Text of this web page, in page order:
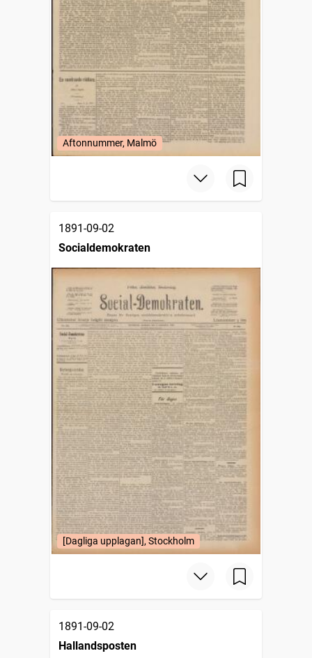
Aftonnummer, Malmö
1891-09-02
Socialdemokraten
[Dagliga upplagan], Stockholm
1891-09-02
Hallandsposten